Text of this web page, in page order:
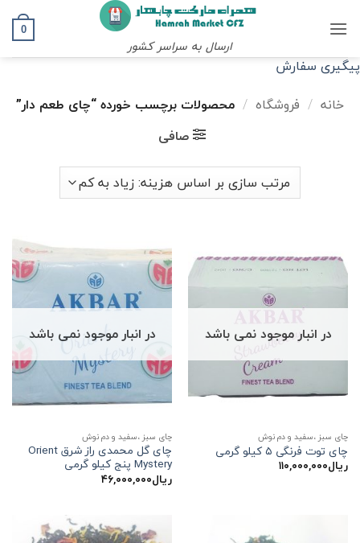
ارسال به سراسر کشور
0
پیگیری سفارش
خانه / فروشگاه / محصولات برچسب خورده “چای طعم دار”
صافی
در انبار موجود نمی باشد
چای سبز ،سفید و دم نوش
چای توت فرنگی ۵ کیلو گرمی
ریال۱۱۰,۰۰۰,۰۰۰
در انبار موجود نمی باشد
چای سبز ،سفید و دم نوش
چای گل محمدی راز شرق Orient
Mystery پنج کیلو گرمی
ریال۴۶,۰۰۰,۰۰۰